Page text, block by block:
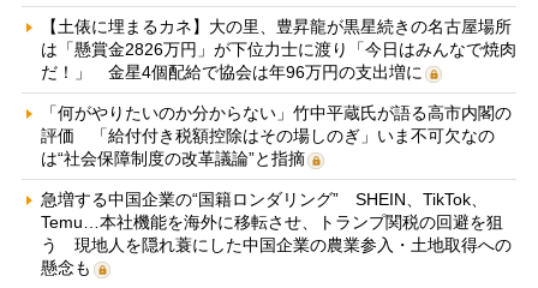
【土俵に埋まるカネ】大の里、豊昇龍が黒星続きの名古屋場所
は「懸賞金2826万円」が下位力士に渡り「今日はみんなで焼肉
だ！」 金星4個配給で協会は年96万円の支出増に
「何がやりたいのか分からない」竹中平蔵氏が語る高市内閣の
評価 「給付付き税額控除はその場しのぎ」いま不可欠なの
は“社会保障制度の改革議論”と指摘
急増する中国企業の“国籍ロンダリング” SHEIN、TikTok、
Temu…本社機能を海外に移転させ、トランプ関税の回避を狙
う 現地人を隠れ蓑にした中国企業の農業参入・土地取得への
懸念も